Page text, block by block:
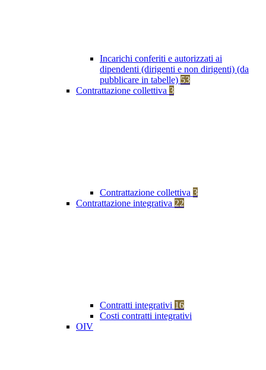
Incarichi conferiti e autorizzati ai
dipendenti (dirigenti e non dirigenti) (da
pubblicare in tabelle) 53
Contrattazione collettiva 3
Contrattazione collettiva 3
Contrattazione integrativa 22
Contratti integrativi 16
Costi contratti integrativi
OIV